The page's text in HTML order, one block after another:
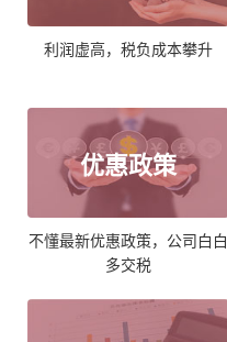
利润虚高，税负成本攀升
优惠政策
不懂最新优惠政策，公司白白
多交税